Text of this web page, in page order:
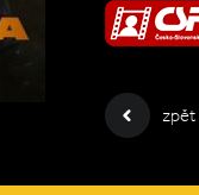
zpět